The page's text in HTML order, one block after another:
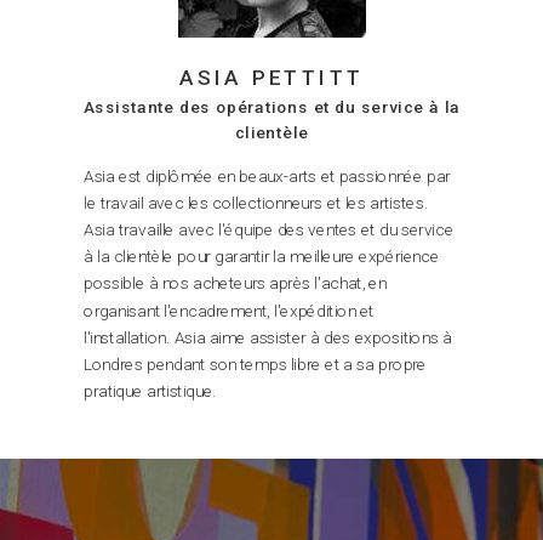
ASIA PETTITT
Assistante des opérations et du service à la
clientèle
Asia est diplômée en beaux-arts et passionnée par
le travail avec les collectionneurs et les artistes.
Asia travaille avec l'équipe des ventes et du service
à la clientèle pour garantir la meilleure expérience
possible à nos acheteurs après l'achat, en
organisant l'encadrement, l'expédition et
l'installation. Asia aime assister à des expositions à
Londres pendant son temps libre et a sa propre
pratique artistique.